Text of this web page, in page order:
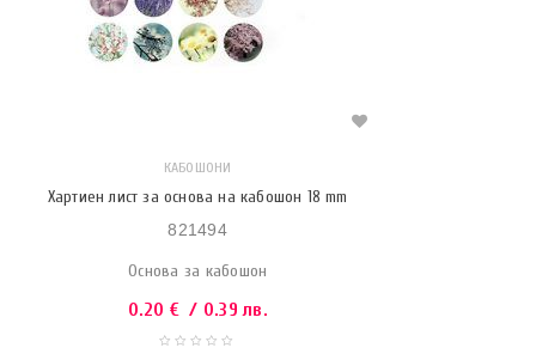
КАБОШОНИ
Хартиен лист за основа на кабошон 18 mm
821494
Основа за кабошон
0.20 € / 0.39 лв.